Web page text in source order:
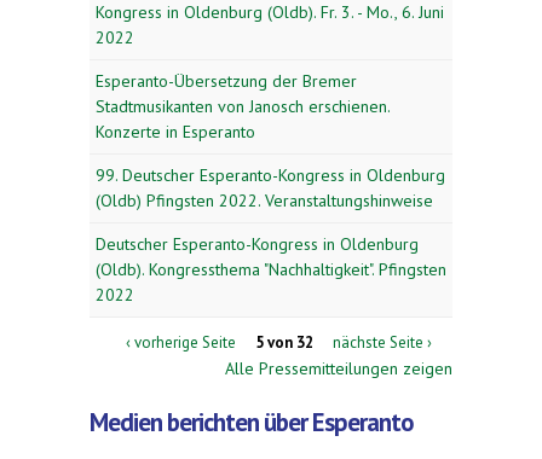
Kongress in Oldenburg (Oldb). Fr. 3. - Mo., 6. Juni
2022
Esperanto-Übersetzung der Bremer
Stadtmusikanten von Janosch erschienen.
Konzerte in Esperanto
99. Deutscher Esperanto-Kongress in Oldenburg
(Oldb) Pfingsten 2022. Veranstaltungshinweise
Deutscher Esperanto-Kongress in Oldenburg
(Oldb). Kongressthema "Nachhaltigkeit". Pfingsten
2022
‹ vorherige Seite 5 von 32 nächste Seite ›
Alle Pressemitteilungen zeigen
Medien berichten über Esperanto